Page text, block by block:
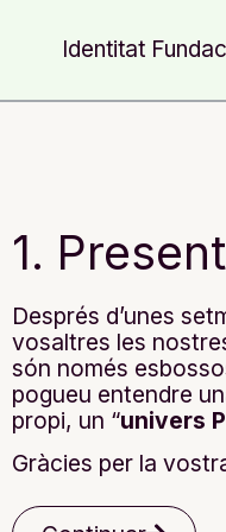
Identitat
1.
Després d’unes
vosaltres les
són només
pogueu entendre
propi, un “univers
Gràcies per la